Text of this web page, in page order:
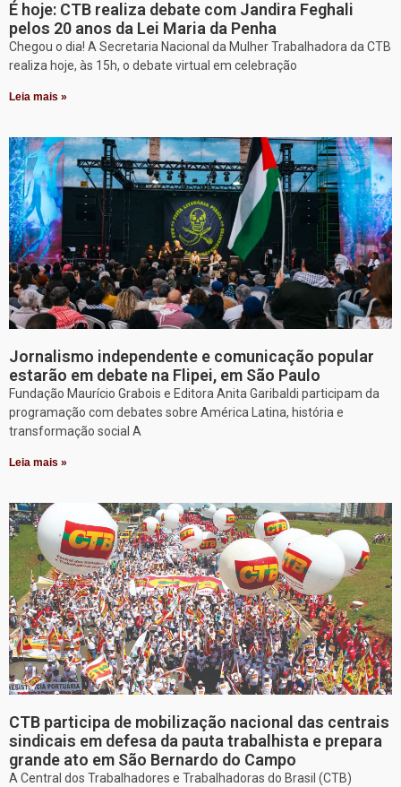
É hoje: CTB realiza debate com Jandira Feghali
pelos 20 anos da Lei Maria da Penha
Chegou o dia! A Secretaria Nacional da Mulher Trabalhadora da CTB
realiza hoje, às 15h, o debate virtual em celebração
Leia mais »
Jornalismo independente e comunicação popular
estarão em debate na Flipei, em São Paulo
Fundação Maurício Grabois e Editora Anita Garibaldi participam da
programação com debates sobre América Latina, história e
transformação social A
Leia mais »
CTB participa de mobilização nacional das centrais
sindicais em defesa da pauta trabalhista e prepara
grande ato em São Bernardo do Campo
A Central dos Trabalhadores e Trabalhadoras do Brasil (CTB)